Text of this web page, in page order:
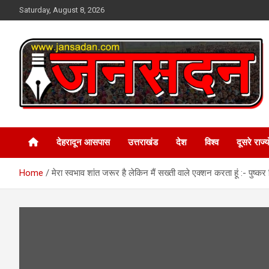
to
Saturday, August 8, 2026
Jan Sadan
देहरादून आसपास उत्तराखंड देश विश्व दूसरे
Home मेरा स्वभाव शांत जरूर है लेकिन मैं सख्ती वाले एक्शन करता हूं :- पुष्कर